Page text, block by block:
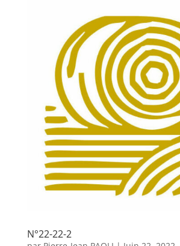
N°22-22-2